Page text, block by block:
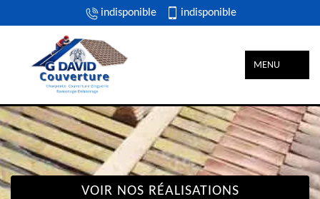
indisponible indisponible
MENU
VOIR NOS RÉALISATIONS